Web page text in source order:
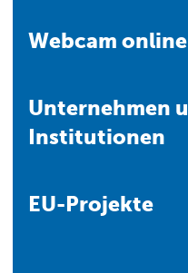
Webcam online
Unternehmen und
Institutionen
EU-Projekte